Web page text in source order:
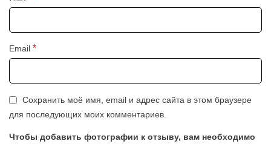
Email *
Сохранить моё имя, email и адрес сайта в этом браузере
для последующих моих комментариев.
Чтобы добавить фотографии к отзыву, вам необходимо